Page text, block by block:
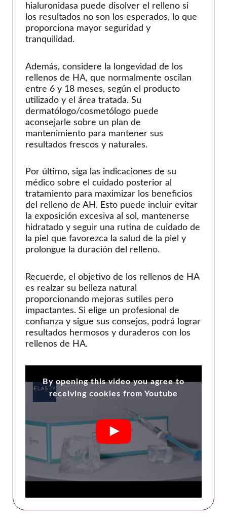
hialuronidasa puede disolver el relleno si
los resultados no son los esperados, lo que
proporciona mayor seguridad y
tranquilidad.
Además, considere la longevidad de los
rellenos de HA, que normalmente oscilan
entre 6 y 18 meses, según el producto
utilizado y el área tratada. Su
dermatólogo/cosmetólogo puede
aconsejarle sobre un plan de
mantenimiento para mantener sus
resultados frescos y naturales.
Por último, siga las indicaciones de su
médico sobre el cuidado posterior al
tratamiento para maximizar los beneficios
del relleno de AH. Esto puede incluir evitar
la exposición excesiva al sol, mantenerse
hidratado y seguir una rutina de cuidado de
la piel que favorezca la salud de la piel y
prolongue la duración del relleno.
Recuerde, el objetivo de los rellenos de HA
es realzar su belleza natural
proporcionando mejoras sutiles pero
impactantes. Si elige un profesional de
confianza y sigue sus consejos, podrá lograr
resultados hermosos y duraderos con los
rellenos de HA.